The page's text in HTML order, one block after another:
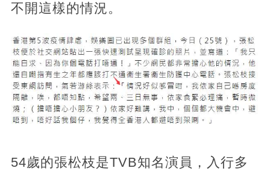
不開這樣的情況。
54歲的張松枝是TVB知名演員，入行多